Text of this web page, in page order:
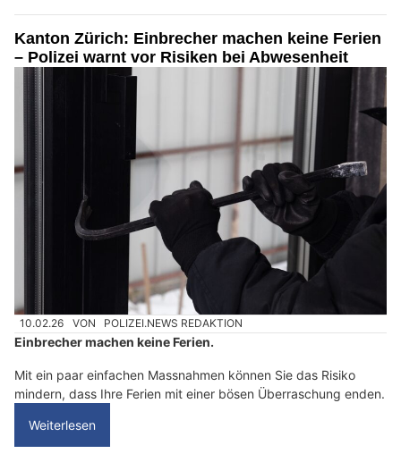
Kanton Zürich: Einbrecher machen keine Ferien
– Polizei warnt vor Risiken bei Abwesenheit
10.02.26 VON POLIZEI.NEWS REDAKTION
Einbrecher machen keine Ferien.
Mit ein paar einfachen Massnahmen können Sie das Risiko
mindern, dass Ihre Ferien mit einer bösen Überraschung enden.
Weiterlesen